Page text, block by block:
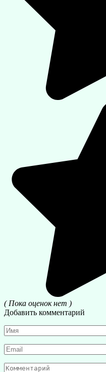
( Пока оценок нет )
Добавить комментарий
Имя
*
Email
*
Комментарий